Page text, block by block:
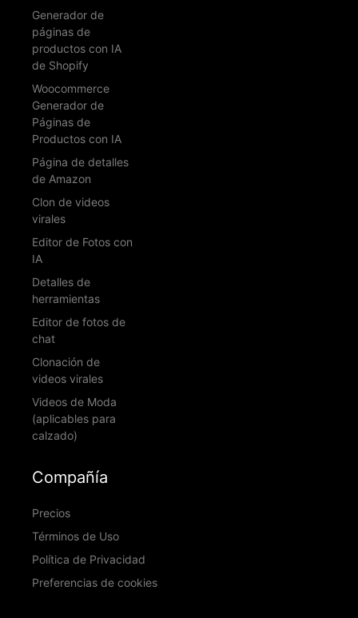
Generador de
páginas de
productos con IA
de Shopify
Woocommerce
Generador de
Páginas de
Productos con IA
Página de detalles
de Amazon
Clon de videos
virales
Editor de Fotos con
IA
Detalles de
herramientas
Editor de fotos de
chat
Clonación de
videos virales
Videos de Moda
(aplicables para
calzado)
Compañía
Precios
Términos de Uso
Política de Privacidad
Preferencias de cookies